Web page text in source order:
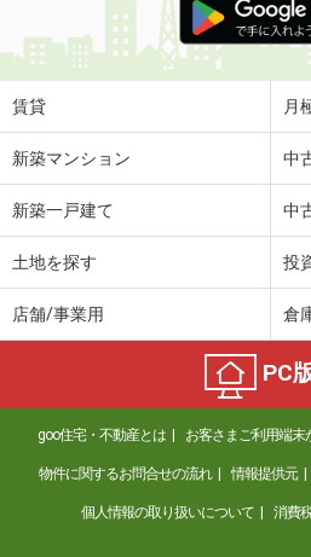
賃貸 月
新築マンション 中
新築一戸建て 中
土地を探す 投
店舗/事業用 倉
PC
goo住宅・不動産とは お客さまご利用端末
物件に関するお問合せの流れ 情報提供元
個人情報の取り扱いについて 消費